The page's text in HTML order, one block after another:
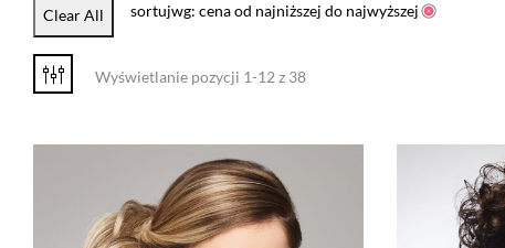
Clear All sortujwg: cena od najniższej do najwyższej
Wyświetlanie pozycji 1-12 z 38